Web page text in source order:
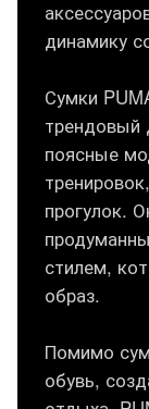
динамику
Сумки
трендовый
поясные
прогулок.
стилем,
образ.
Помимо
обувь,